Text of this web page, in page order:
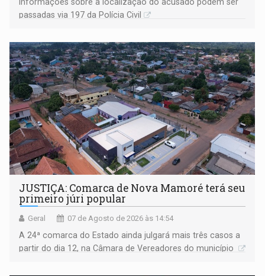
Informações sobre a localização do acusado podem ser
passadas via 197 da Polícia Civil
JUSTIÇA: Comarca de Nova Mamoré terá seu
primeiro júri popular
Geral 07 de Agosto de 2026 às 14:54
A 24ª comarca do Estado ainda julgará mais três casos a
partir do dia 12, na Câmara de Vereadores do município